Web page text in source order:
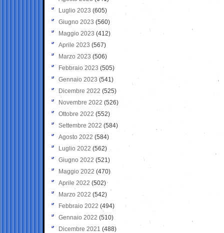
Luglio 2023 (605)
Giugno 2023 (560)
Maggio 2023 (412)
Aprile 2023 (567)
Marzo 2023 (506)
Febbraio 2023 (505)
Gennaio 2023 (541)
Dicembre 2022 (525)
Novembre 2022 (526)
Ottobre 2022 (552)
Settembre 2022 (584)
Agosto 2022 (584)
Luglio 2022 (562)
Giugno 2022 (521)
Maggio 2022 (470)
Aprile 2022 (502)
Marzo 2022 (542)
Febbraio 2022 (494)
Gennaio 2022 (510)
Dicembre 2021 (488)